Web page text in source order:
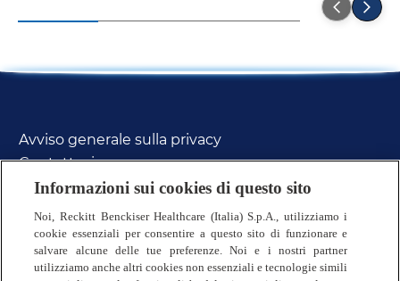
Avviso generale sulla privacy
Contattaci
FAQs
Politica sui Cookie
Termini & Condizioni
Sitemap
Informazioni sui cookies di questo sito
Noi, Reckitt Benckiser Healthcare (Italia) S.p.A., utilizziamo i
cookie essenziali per consentire a questo sito di funzionare e
salvare alcune delle tue preferenze. Noi e i nostri partner
utilizziamo anche altri cookies non essenziali e tecnologie simili